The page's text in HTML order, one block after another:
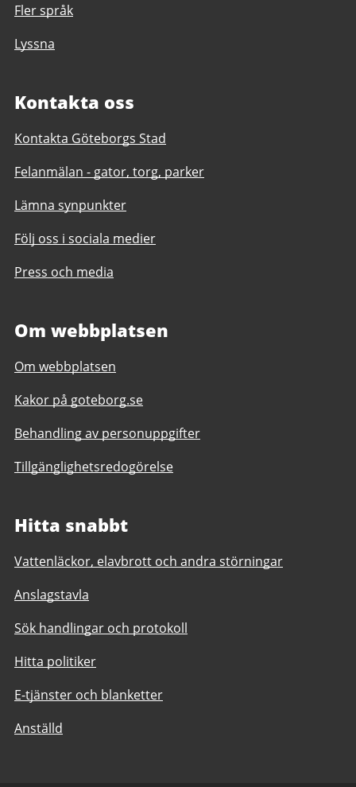
Fler språk
Lyssna
Kontakta oss
Kontakta Göteborgs Stad
Felanmälan - gator, torg, parker
Lämna synpunkter
Följ oss i sociala medier
Press och media
Om webbplatsen
Om webbplatsen
Kakor på goteborg.se
Behandling av personuppgifter
Tillgänglighetsredogörelse
Hitta snabbt
Vattenläckor, elavbrott och andra störningar
Anslagstavla
Sök handlingar och protokoll
Hitta politiker
E-tjänster och blanketter
Anställd